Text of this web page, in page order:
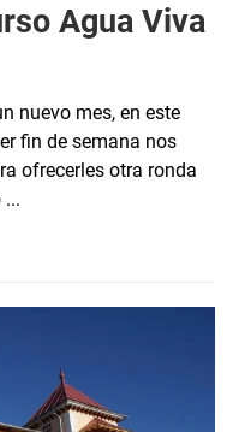
Agua Viva
nuevo mes, en este
fin de semana nos
ofrecerles otra ronda